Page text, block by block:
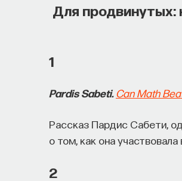
Для продвинутых:
1
Pardis Sabeti. Can Math
Рассказ Пардис Сабети,
о том, как она
2